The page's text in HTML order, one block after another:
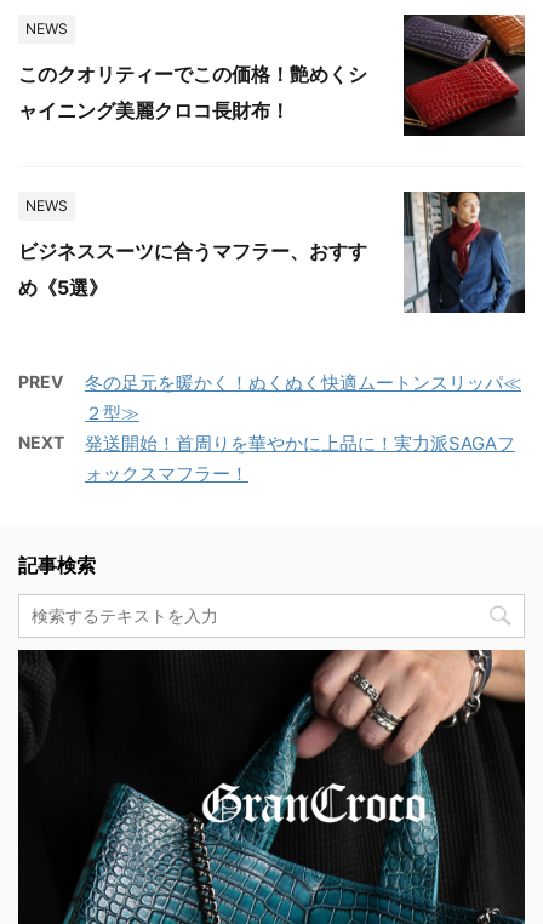
NEWS
このクオリティーでこの価格！艶めくシ
ャイニング美麗クロコ長財布！
NEWS
ビジネススーツに合うマフラー、おすす
め《5選》
PREV
冬の足元を暖かく！ぬくぬく快適ムートンスリッパ≪
２型≫
NEXT
発送開始！首周りを華やかに上品に！実力派SAGAフ
ォックスマフラー！
記事検索